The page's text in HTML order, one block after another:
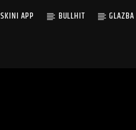
SKINI APP BULLHIT GLAZBA